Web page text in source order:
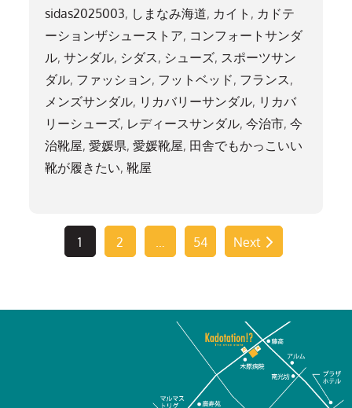
sidas2025003, しまなみ海道, カイト , カドテ
ーションザシューストア, コンフォートサンダ
ル,サンダル, シダス, シューズ, スポーツサン
ダル, ファッション, フットベッド, フランス,
メンズサンダル, リカバリーサンダル, リカバ
リーシューズ, レディースサンダル,今治市,今
治靴屋,愛媛県,愛媛靴屋, 田舎でもかっこいい
靴が履きたい,靴屋
1 2 54 Next